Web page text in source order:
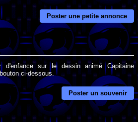
Poster une petite annonce
d'enfance sur le dessin animé Capitaine
ci-dessous.
Poster un souvenir